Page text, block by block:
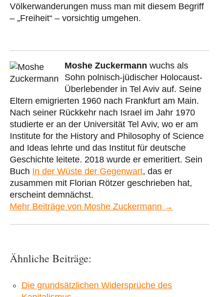
Völkerwanderungen muss man mit diesem Begriff
– „Freiheit“ – vorsichtig umgehen.
Moshe Zuckermann wuchs als
Sohn polnisch-jüdischer Holocaust-
Überlebender in Tel Aviv auf. Seine
Eltern emigrierten 1960 nach Frankfurt am Main.
Nach seiner Rückkehr nach Israel im Jahr 1970
studierte er an der Universität Tel Aviv, wo er am
Institute for the History and Philosophy of Science
and Ideas lehrte und das Institut für deutsche
Geschichte leitete. 2018 wurde er emeritiert. Sein
Buch In der Wüste der Gegenwart, das er
zusammen mit Florian Rötzer geschrieben hat,
erscheint demnächst.
Mehr Beiträge von Moshe Zuckermann →
Ähnliche Beiträge:
Die grundsätzlichen Widersprüche des